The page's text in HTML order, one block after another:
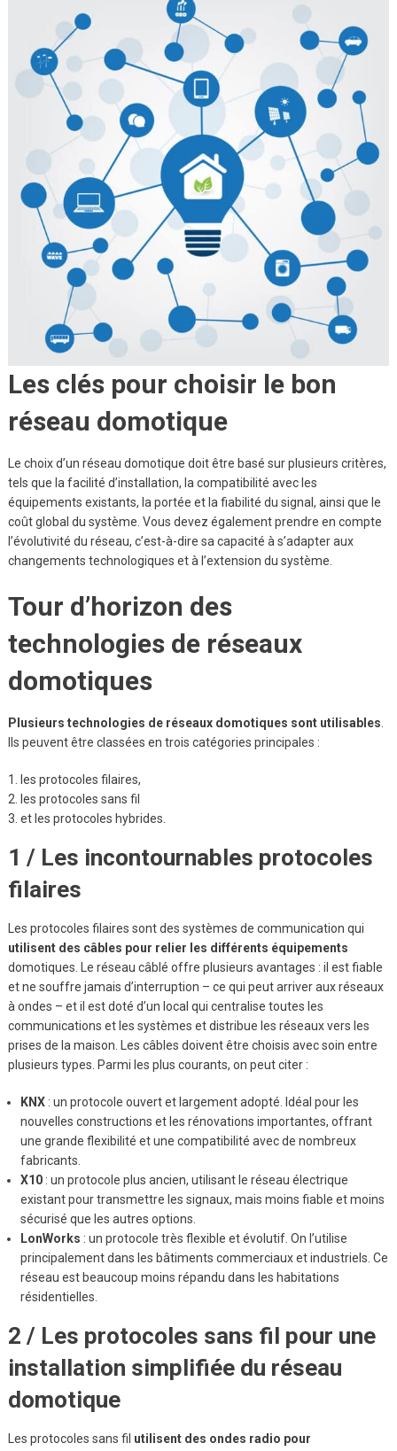
Les clés pour choisir le bon
réseau domotique
Le choix d’un réseau domotique doit être basé sur plusieurs critères,
tels que la facilité d’installation, la compatibilité avec les
équipements existants, la portée et la fiabilité du signal, ainsi que le
coût global du système. Vous devez également prendre en compte
l’évolutivité du réseau, c’est-à-dire sa capacité à s’adapter aux
changements technologiques et à l’extension du système.
Tour d’horizon des
technologies de réseaux
domotiques
Plusieurs technologies de réseaux domotiques sont utilisables
Ils peuvent être classées en trois catégories principales :
les protocoles filaires,
les protocoles sans fil
et les protocoles hybrides.
1 / Les incontournables protocoles
filaires
Les protocoles filaires sont des systèmes de communication qui
utilisent des câbles pour relier les différents équipements
domotiques. Le réseau câblé offre plusieurs avantages : il est fiable
et ne souffre jamais d’interruption – ce qui peut arriver aux réseaux
à ondes – et il est doté d’un local qui centralise toutes les
communications et les systèmes et distribue les réseaux vers les
prises de la maison. Les câbles doivent être choisis avec soin entre
plusieurs types. Parmi les plus courants, on peut citer :
KNX : un protocole ouvert et largement adopté. Idéal pour les
nouvelles constructions et les rénovations importantes, offrant
une grande flexibilité et une compatibilité avec de nombreux
fabricants.
X10: un protocole plus ancien, utilisant le réseau électrique
existant pour transmettre les signaux, mais moins fiable et moins
sécurisé que les autres options.
LonWorks : un protocole très flexible et évolutif. On l’utilise
principalement dans les bâtiments commerciaux et industriels. Ce
réseau est beaucoup moins répandu dans les habitations
résidentielles.
2 / Les protocoles sans fil pour une
installation simplifiée du réseau
domotique
Les protocoles sans fil utilisent des ondes radio pour